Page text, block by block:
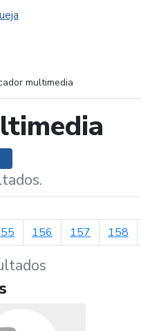
multimedia
opciones de búsqueda
156 157 158